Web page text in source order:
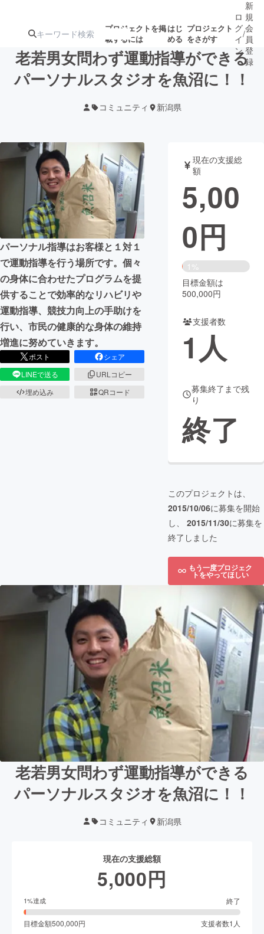
プロジェクトを掲
載するには
はじ
める
プロジェクト
をさがす
ジェクト
募集終了が近いプ
ロジェクト
アート・写真 音楽
テクノロジー・ガジェット ゲーム・サ
映像・映画 書籍・雑誌
ビジネス・起業 チャレンジ
まちづくり・地域活性化
CAMPFIRE for Social Good
CAMPFIRE Creation
CAMPFIREふるさと納税
コミュニティ
ロ
グ
イ
ン
/
新
規
会
員
登
録
老若男女問わず運動指導ができる
パーソナルスタジオを魚沼に！！
コミュニティ 新潟県
パーソナル指導はお客様と１対１
で運動指導を行う場所です。個々
の身体に合わせたプログラムを提
供することで効率的なリハビリや
運動指導、競技力向上の手助けを
行い、市民の健康的な身体の維持
増進に努めていきます。
ポスト
シェア
LINEで送る
URLコピー
埋め込み
QRコード
現在の支援総
額
5,00
0円
1%
目標金額は
500,000円
支援者数
1人
募集終了まで残
り
終了
このプロジェクトは、
2015/10/06に募集を開始
し、 2015/11/30に募集を
終了しました
もう一度プロジェク
トをやってほしい
老若男女問わず運動指導ができる
パーソナルスタジオを魚沼に！！
コミュニティ 新潟県
現在の支援総額
5,000円
1%達成 終了
目標金額500,000円 支援者数1 人